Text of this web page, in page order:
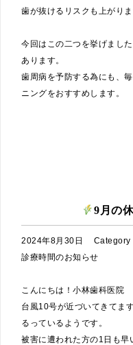
歯が抜けるリスクも上がりま
今回はこの二つを挙げまし
あります。
歯周病を予防する為にも、
ニングをおすすめします。
9月の
2024年8月30日 Category
診療時間のお知らせ
こんにちは！小林歯科医
台風10号が近づいてきてま
るっているようです。
被害に遭われた方の1日も早